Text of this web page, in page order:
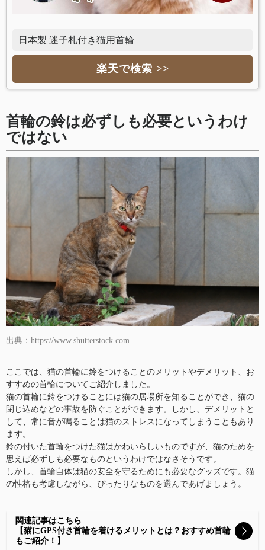
日本製 迷子札付き猫用首輪
楽天で検索 >>
首輪の鈴は必ずしも必要というわけ
ではない
出典：https://www.shutterstock.com
ここでは、猫の首輪に鈴をつけることのメリットやデメリット、お
すすめの首輪についてご紹介しました。
猫の首輪に鈴をつけることには猫の居場所を知ることができ、猫の
閉じ込めなどの事故を防ぐことができます。しかし、デメリットと
して、常に音が鳴ることは猫のストレスになってしまうこともあり
ます。
鈴の付いた首輪をつけた猫はかわいらしいものですが、猫のためを
思えば必ずしも必要なものというわけではなさそうです。
しかし、首輪自体は猫の安全を守るためにも必要なグッズです。猫
の性格も考慮しながら、ぴったりなものを選んであげましょう。
関連記事はこちら
【猫にGPS付き首輪を着けるメリットとは？おすすめ首輪
もご紹介！】